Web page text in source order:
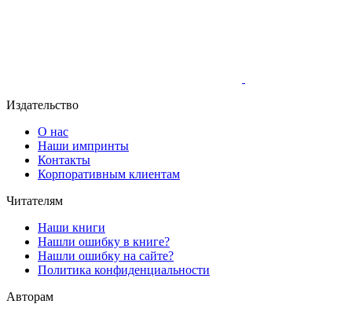
Издательство
О нас
Наши импринты
Контакты
Корпоративным клиентам
Читателям
Наши книги
Нашли ошибку в книге?
Нашли ошибку на сайте?
Политика конфиденциальности
Авторам